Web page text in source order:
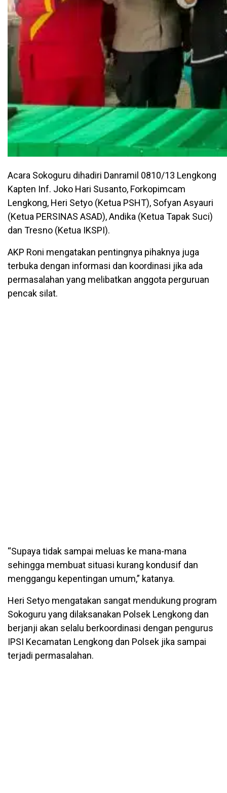
Acara Sokoguru dihadiri Danramil 0810/13 Lengkong
Kapten Inf. Joko Hari Susanto, Forkopimcam
Lengkong, Heri Setyo (Ketua PSHT), Sofyan Asyauri
(Ketua PERSINAS ASAD), Andika (Ketua Tapak Suci)
dan Tresno (Ketua IKSPI).
AKP Roni mengatakan pentingnya pihaknya juga
terbuka dengan informasi dan koordinasi jika ada
permasalahan yang melibatkan anggota perguruan
pencak silat.
“Supaya tidak sampai meluas ke mana-mana
sehingga membuat situasi kurang kondusif dan
menggangu kepentingan umum,” katanya.
Heri Setyo mengatakan sangat mendukung program
Sokoguru yang dilaksanakan Polsek Lengkong dan
berjanji akan selalu berkoordinasi dengan pengurus
IPSI Kecamatan Lengkong dan Polsek jika sampai
terjadi permasalahan.